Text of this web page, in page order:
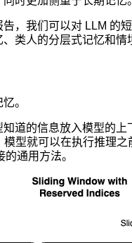
，我们可以对 LLM 的
类人的分层式记忆和情
。
道的信息放入模型的
模型就可以在执行推理
通用方法。